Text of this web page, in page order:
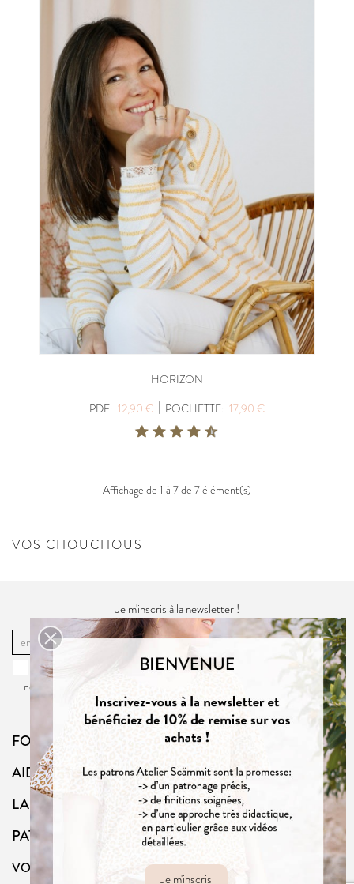
HORIZON
PDF: 12,90 € | POCHETTE: 17,90 €
Affichage de 1 à 7 de 7 élément(s)
VOS CHOUCHOUS
Je m'inscris à la newsletter !
OK
Vous pouvez vous désinscrire à tout moment. Vous trouverez pour cela
nos informations de contact dans la
du site.
FOLLOW US
AIDE
LA BOUTIQUE
PATRONS
VOTRE COMPTE
Je m'inscris